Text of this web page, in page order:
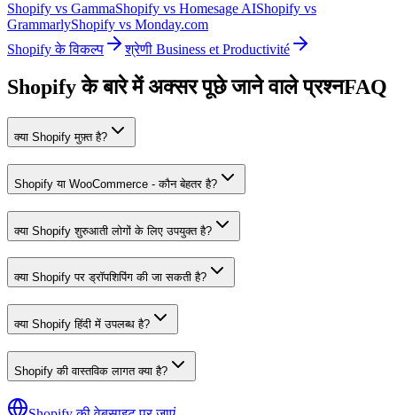
Shopify vs GammaShopify vs Homesage AIShopify vs
GrammarlyShopify vs Monday.com
Shopify के विकल्प
श्रेणी Business et Productivité
Shopify के बारे में अक्सर पूछे जाने वाले प्रश्नFAQ
क्या Shopify मुफ़्त है?
Shopify या WooCommerce - कौन बेहतर है?
क्या Shopify शुरुआती लोगों के लिए उपयुक्त है?
क्या Shopify पर ड्रॉपशिपिंग की जा सकती है?
क्या Shopify हिंदी में उपलब्ध है?
Shopify की वास्तविक लागत क्या है?